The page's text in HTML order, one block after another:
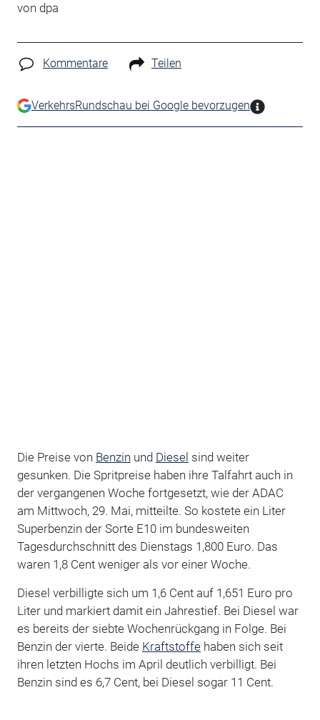
von dpa
Kommentare Teilen
VerkehrsRundschau bei Google bevorzugen
Die Preise von Benzin und Diesel sind weiter
gesunken. Die Spritpreise haben ihre Talfahrt auch in
der vergangenen Woche fortgesetzt, wie der ADAC
am Mittwoch, 29. Mai, mitteilte. So kostete ein Liter
Superbenzin der Sorte E10 im bundesweiten
Tagesdurchschnitt des Dienstags 1,800 Euro. Das
waren 1,8 Cent weniger als vor einer Woche.
Diesel verbilligte sich um 1,6 Cent auf 1,651 Euro pro
Liter und markiert damit ein Jahrestief. Bei Diesel war
es bereits der siebte Wochenrückgang in Folge. Bei
Benzin der vierte. Beide Kraftstoffehaben sich seit
ihren letzten Hochs im April deutlich verbilligt. Bei
Benzin sind es 6,7 Cent, bei Diesel sogar 11 Cent.